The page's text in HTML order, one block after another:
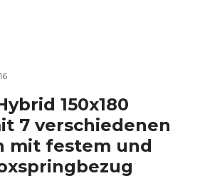
150x180
7 verschiedenen
mit festem und